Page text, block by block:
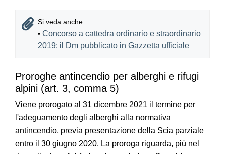
Si veda anche:
• Concorso a cattedra ordinario e straordinario
2019: il Dm pubblicato in Gazzetta ufficiale
Proroghe antincendio per alberghi e rifugi
alpini (art. 3, comma 5)
Viene prorogato al 31 dicembre 2021 il termine per
l'adeguamento degli alberghi alla normativa
antincendio, previa presentazione della Scia parziale
entro il 30 giugno 2020. La proroga riguarda, più nel